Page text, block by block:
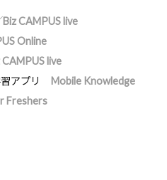
CAMPUS live
Online
CAMPUS live
アプリ
Mobile Knowledge
Freshers